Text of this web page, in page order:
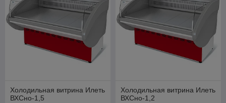
Холодильная витрина Илеть
ВХСно-1,5
Холодильная витрина Илеть
ВХСно-1,2